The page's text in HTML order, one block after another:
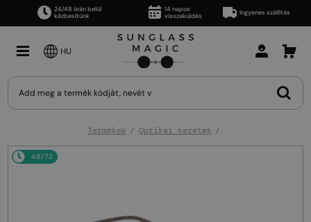
24/48 órán belül
kézbesítünk
14 napos
visszaküldés
Ingyenes szállítás
HU
Termékek Optikai keretek
48/72